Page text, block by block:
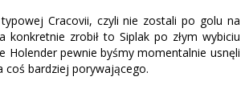
Cracovii, czyli nie zostali po golu na
zrobił to Siplak po złym wybiciu
Holender pewnie byśmy momentalnie usnęli
bardziej porywającego.